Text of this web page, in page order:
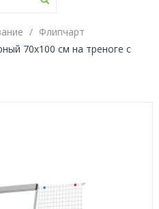
Флипчарт
70х100 см на треноге с